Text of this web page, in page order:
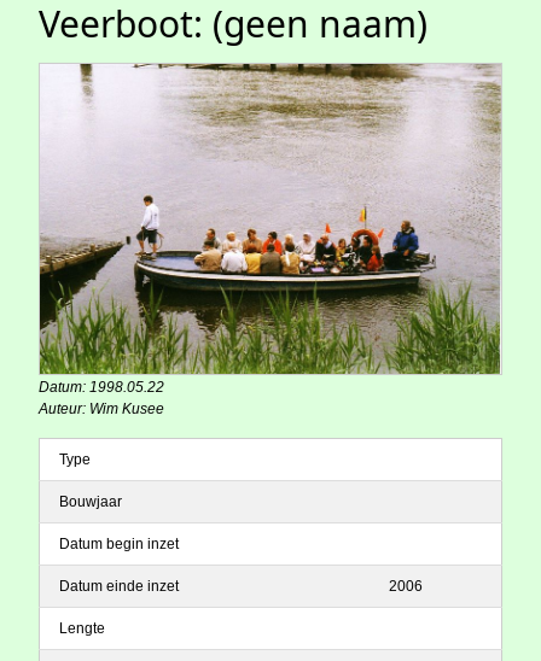
Veerboot: (geen naam)
Datum: 1998.05.22
Auteur: Wim Kusee
Type
Bouwjaar
Datum begin inzet
Datum einde inzet 2006
Lengte